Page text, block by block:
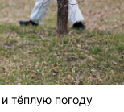
тёплую погоду